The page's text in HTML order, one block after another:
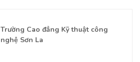
Trường Cao đẳng Kỹ thuật công
nghệ Sơn La